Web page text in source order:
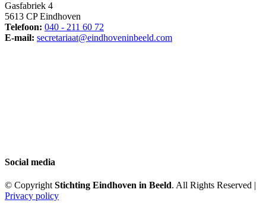
Gasfabriek 4
5613 CP Eindhoven
Telefoon: 040 - 211 60 72
E-mail: secretariaat@eindhoveninbeeld.com
Social media
© Copyright Stichting Eindhoven in Beeld. All Rights Reserved |
Privacy policy